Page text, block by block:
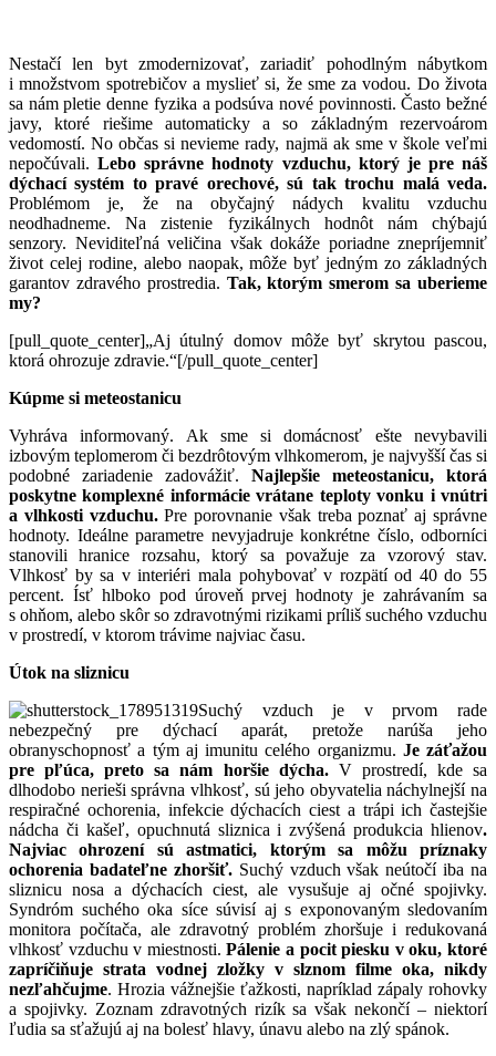
Nestačí len byt zmodernizovať, zariadiť pohodlným nábytkom
i množstvom spotrebičov a myslieť si, že sme za vodou. Do života
sa nám pletie denne fyzika a podsúva nové povinnosti. Často bežné
javy, ktoré riešime automaticky a so základným rezervoárom
vedomostí. No občas si nevieme rady, najmä ak sme v škole veľmi
nepočúvali.Lebo správne hodnoty vzduchu, ktorý je pre náš
dýchací systém to pravé orechové, sú tak trochu malá veda.
Problémom je, že na obyčajný nádych kvalitu vzduchu
neodhadneme. Na zistenie fyzikálnych hodnôt nám chýbajú
senzory. Neviditeľná veličina však dokáže poriadne znepríjemniť
život celej rodine, alebo naopak, môže byť jedným zo základných
garantov zdravého prostredia. Tak, ktorým smerom sa uberieme
my?
[pull_quote_center]„Aj útulný domov môže byť skrytou pascou,
ktorá ohrozuje zdravie.“[/pull_quote_center]
Kúpme si meteostanicu
Vyhráva informovaný. Ak sme si domácnosť ešte nevybavili
izbovým teplomerom či bezdrôtovým vlhkomerom, je najvyšší čas si
podobné zariadenie zadovážiť. Najlepšie meteostanicu, ktorá
poskytne komplexné informácie vrátane teploty vonku i vnútri
a vlhkosti vzduchu.Pre porovnanie však treba poznať aj správne
hodnoty. Ideálne parametre nevyjadruje konkrétne číslo, odborníci
stanovili hranice rozsahu, ktorý sa považuje za vzorový stav.
Vlhkosť by sa v interiéri mala pohybovať v rozpätí od 40 do 55
percent. Ísť hlboko pod úroveň prvej hodnoty je zahrávaním sa
s ohňom, alebo skôr so zdravotnými rizikami príliš suchého vzduchu
v prostredí, v ktorom trávime najviac času.
Útok na sliznicu
Suchý vzduch je v prvom rade
nebezpečný pre dýchací aparát, pretože narúša jeho
obranyschopnosť a tým aj imunitu celého organizmu. Je záťažou
pre pľúca, preto sa nám horšie dýcha.V prostredí, kde sa
dlhodobo nerieši správna vlhkosť, sú jeho obyvatelia náchylnejší na
respiračné ochorenia, infekcie dýchacích ciest a trápi ich častejšie
nádcha či kašeľ, opuchnutá sliznica i zvýšená produkcia hlienov.
Najviac ohrození sú astmatici, ktorým sa môžu príznaky
ochorenia badateľne zhoršiť.Suchý vzduch však neútočí iba na
sliznicu nosa a dýchacích ciest, ale vysušuje aj očné spojivky.
Syndróm suchého oka síce súvisí aj s exponovaným sledovaním
monitora počítača, ale zdravotný problém zhoršuje i redukovaná
vlhkosť vzduchu v miestnosti.Pálenie a pocit piesku v oku, ktoré
zapríčiňuje strata vodnej zložky v slznom filme oka, nikdy
nezľahčujme. Hrozia vážnejšie ťažkosti, napríklad zápaly rohovky
a spojivky. Zoznam zdravotných rizík sa však nekončí – niektorí
ľudia sa sťažujú aj na bolesť hlavy, únavu alebo na zlý spánok.